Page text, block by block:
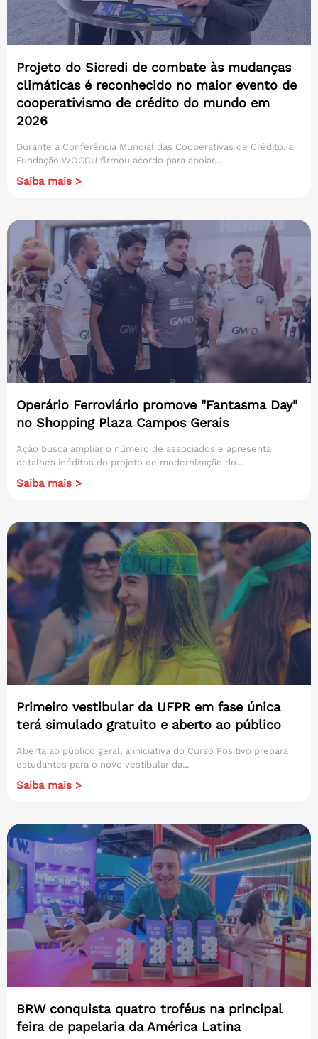
Projeto do Sicredi de combate às mudanças
climáticas é reconhecido no maior evento de
cooperativismo de crédito do mundo em
2026
Durante a Conferência Mundial das Cooperativas de Crédito, a
Fundação WOCCU firmou acordo para apoiar...
Saiba mais >
Operário Ferroviário promove "Fantasma Day"
no Shopping Plaza Campos Gerais
Ação busca ampliar o número de associados e apresenta
detalhes inéditos do projeto de modernização do...
Saiba mais >
Primeiro vestibular da UFPR em fase única
terá simulado gratuito e aberto ao público
Aberta ao público geral, a iniciativa do Curso Positivo prepara
estudantes para o novo vestibular da...
Saiba mais >
BRW conquista quatro troféus na principal
feira de papelaria da América Latina